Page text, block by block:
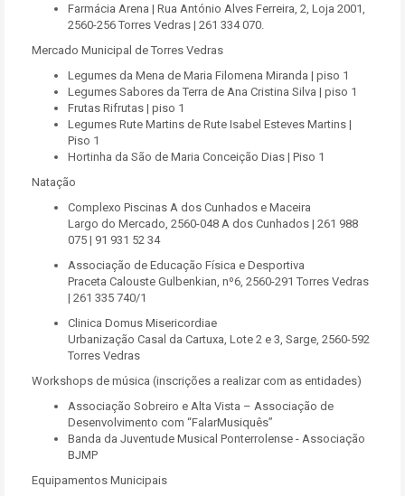
Farmácia Arena | Rua António Alves Ferreira, 2, Loja 2001,
2560-256 Torres Vedras | 261 334 070.
Mercado Municipal de Torres Vedras
Legumes da Mena de Maria Filomena Miranda | piso 1
Legumes Sabores da Terra de Ana Cristina Silva | piso 1
Frutas Rifrutas | piso 1
Legumes Rute Martins de Rute Isabel Esteves Martins |
Piso 1
Hortinha da São de Maria Conceição Dias | Piso 1
Natação
Complexo Piscinas A dos Cunhados e Maceira
Largo do Mercado, 2560-048 A dos Cunhados | 261 988
075 | 91 931 52 34
Associação de Educação Física e Desportiva
Praceta Calouste Gulbenkian, nº6, 2560-291 Torres Vedras
| 261 335 740/1
Clinica Domus Misericordiae
Urbanização Casal da Cartuxa, Lote 2 e 3, Sarge, 2560-592
Torres Vedras
Workshops de música (inscrições a realizar com as entidades)
Associação Sobreiro e Alta Vista – Associação de
Desenvolvimento com “FalarMusiquês”
Banda da Juventude Musical Ponterrolense - Associação
BJMP
Equipamentos Municipais